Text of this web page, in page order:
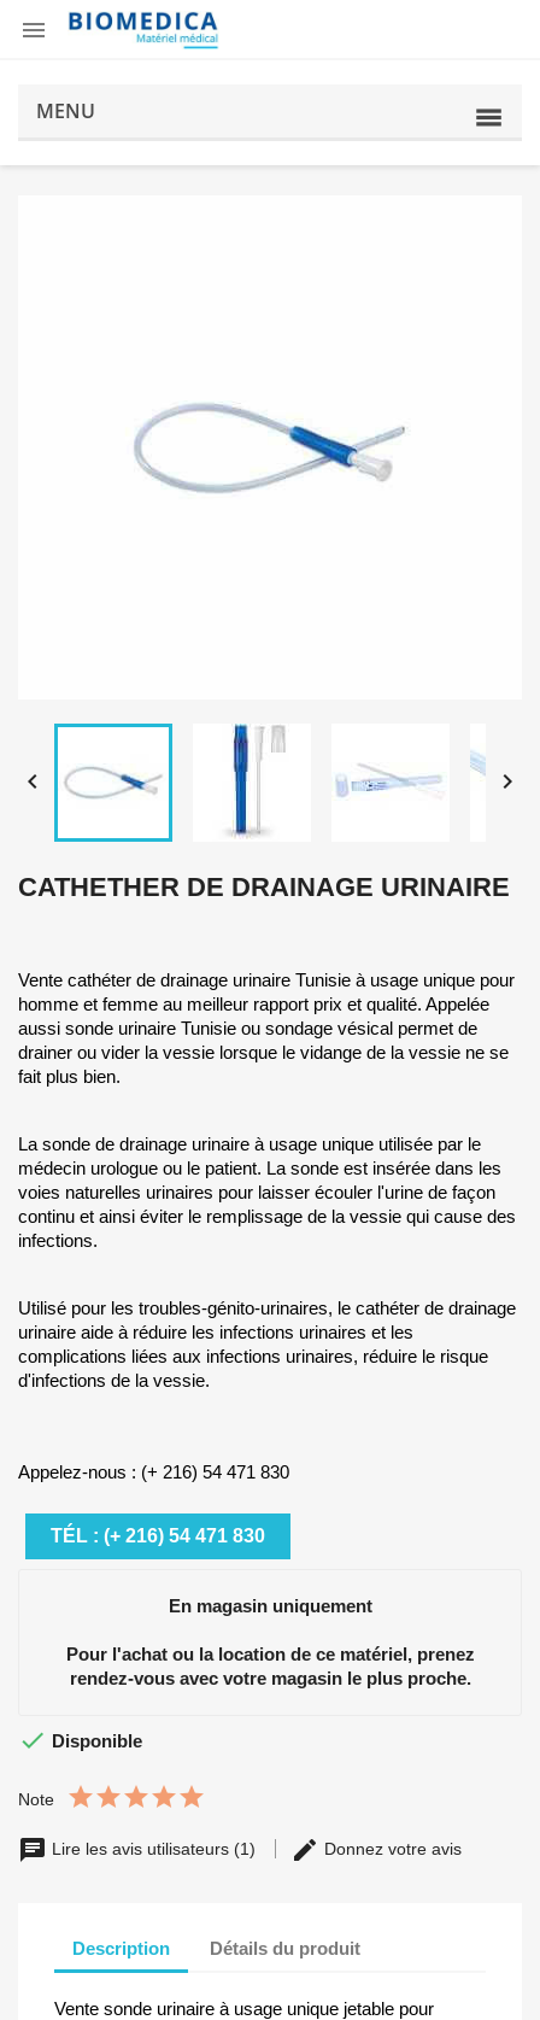

MENU
 
CATHETHER DE DRAINAGE URINAIRE
Vente cathéter de drainage urinaire Tunisie à usage unique pour
homme et femme au meilleur rapport prix et qualité. Appelée
aussi sonde urinaire Tunisie ou sondage vésical permet de
drainer ou vider la vessie lorsque le vidange de la vessie ne se
fait plus bien.
La sonde de drainage urinaire à usage unique utilisée par le
médecin urologue ou le patient. La sonde est insérée dans les
voies naturelles urinaires pour laisser écouler l'urine de façon
continu et ainsi éviter le remplissage de la vessie qui cause des
infections.
Utilisé pour les troubles-génito-urinaires, le cathéter de drainage
urinaire aide à réduire les infections urinaires et les
complications liées aux infections urinaires, réduire le risque
d'infections de la vessie.
Appelez-nous : (+ 216) 54 471 830
TÉL : (+ 216) 54 471 830
En magasin uniquement
Pour l'achat ou la location de ce matériel, prenez
rendez-vous avec votre magasin le plus proche.
 Disponible
Note
Lire les avis utilisateurs (1) Donnez votre avis
Description Détails du produit
Vente sonde urinaire à usage unique jetable pour